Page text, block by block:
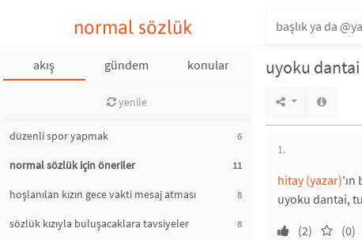
normal sözlük
akış gündem konular
yenile
düzenli spor yapmak 6
normal sözlük için öneriler 11
hoşlanılan kızın gece vakti mesaj atması 8
sözlük kızıyla buluşacaklara tavsiyeler 8
uyoku dantai
1.
hitay (yazar)'ın
uyoku dantai,
(2)
(0)